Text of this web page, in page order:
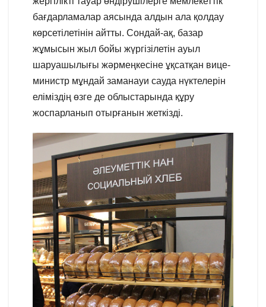
бағдарламалар аясында алдын ала қолдау
көрсетілетінін айтты. Сондай-ақ, базар
жұмысын жыл бойы жүргізілетін ауыл
шаруашылығы жәрмеңкесіне ұқсатқан вице-
министр мұндай заманауи сауда нүктелерін
еліміздің өзге де облыстарында құру
жоспарланып отырғанын жеткізді.